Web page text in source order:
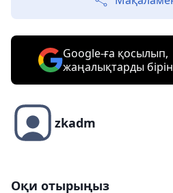
Google-ға қосылып,
жаңалықтарды
zkadm
Оқи отырыңыз